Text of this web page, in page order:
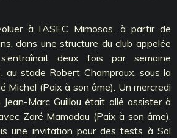
à l’ASEC Mimosas, à partir de
dans une structure du club appelée
deux fois par semaine
au stade Robert Champroux, sous la
Michel (Paix à son âme). Un mercredi
Marc Guillou était allé assister à
Zaré Mamadou (Paix à son âme).
une invitation pour des tests à Sol